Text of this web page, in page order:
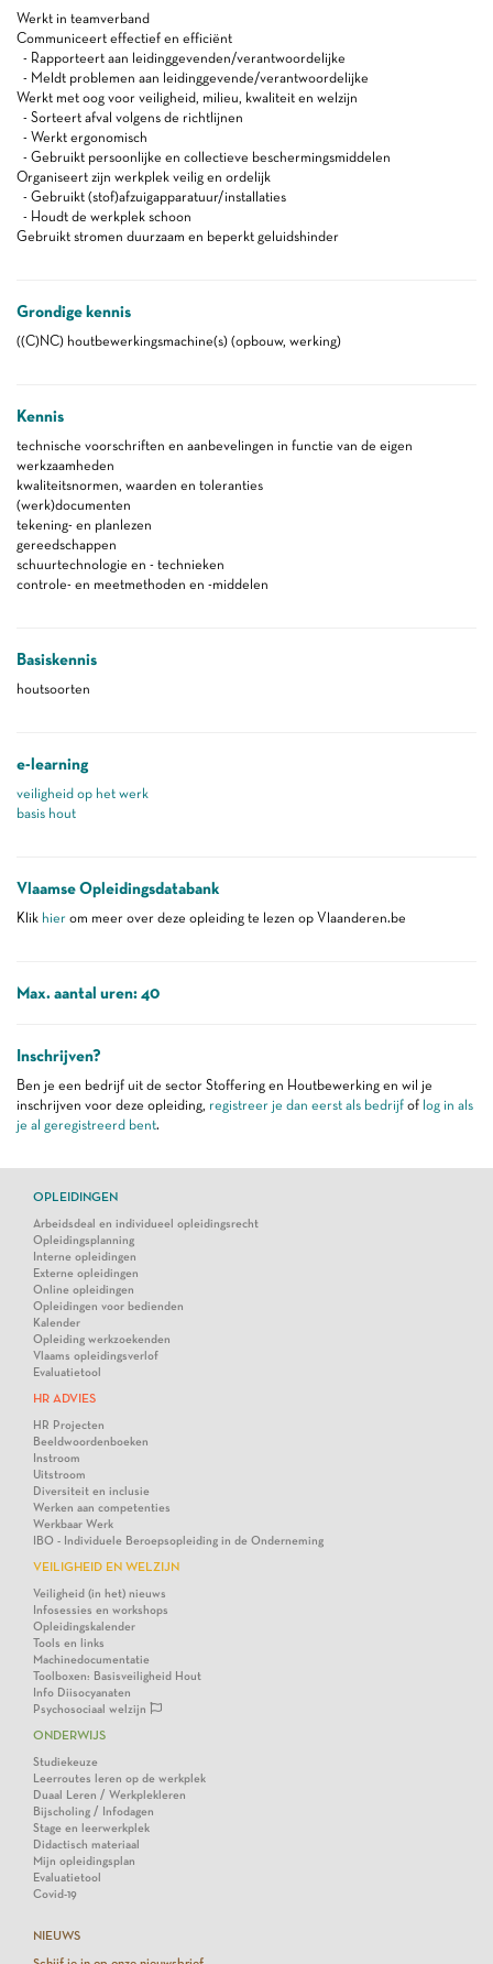
Werkt in teamverband
Communiceert effectief en efficiënt
- Rapporteert aan leidinggevenden/verantwoordelijke
- Meldt problemen aan leidinggevende/verantwoordelijke
Werkt met oog voor veiligheid, milieu, kwaliteit en welzijn
- Sorteert afval volgens de richtlijnen
- Werkt ergonomisch
- Gebruikt persoonlijke en collectieve beschermingsmiddelen
Organiseert zijn werkplek veilig en ordelijk
- Gebruikt (stof)afzuigapparatuur/installaties
- Houdt de werkplek schoon
Gebruikt stromen duurzaam en beperkt geluidshinder
Grondige kennis
((C)NC) houtbewerkingsmachine(s) (opbouw, werking)
Kennis
technische voorschriften en aanbevelingen in functie van de eigen
werkzaamheden
kwaliteitsnormen, waarden en toleranties
(werk)documenten
tekening- en planlezen
gereedschappen
schuurtechnologie en - technieken
controle- en meetmethoden en -middelen
Basiskennis
houtsoorten
e-learning
veiligheid op het werk
basis hout
Vlaamse Opleidingsdatabank
Klik hier om meer over deze opleiding te lezen op Vlaanderen.be
Max. aantal uren: 40
Inschrijven?
Ben je een bedrijf uit de sector Stoffering en Houtbewerking en wil je
inschrijven voor deze opleiding, registreer je dan eerst als bedrijf of log in als
je al geregistreerd bent.
OPLEIDINGEN
Arbeidsdeal en individueel opleidingsrecht
Opleidingsplanning
Interne opleidingen
Externe opleidingen
Online opleidingen
Opleidingen voor bedienden
Kalender
Opleiding werkzoekenden
Vlaams opleidingsverlof
Evaluatietool
HR ADVIES
HR Projecten
Beeldwoordenboeken
Instroom
Uitstroom
Diversiteit en inclusie
Werken aan competenties
Werkbaar Werk
IBO - Individuele Beroepsopleiding in de Onderneming
VEILIGHEID EN WELZIJN
Veiligheid (in het) nieuws
Infosessies en workshops
Opleidingskalender
Tools en links
Machinedocumentatie
Toolboxen: Basisveiligheid Hout
Info Diisocyanaten
Psychosociaal welzijn
ONDERWIJS
Studiekeuze
Leerroutes leren op de werkplek
Duaal Leren / Werkplekleren
Bijscholing / Infodagen
Stage en leerwerkplek
Didactisch materiaal
Mijn opleidingsplan
Evaluatietool
Covid-19
NIEUWS